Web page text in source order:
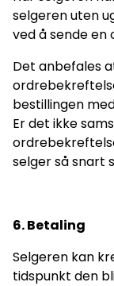
selgeren uten
ved å sende
Det anbefales
bestillingen
Er det ikke
selger så snart
6. Betaling
Selgeren kan
tidspunkt den